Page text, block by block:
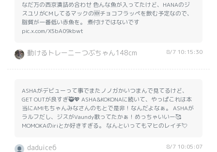
なだ万の西京漬詰め合わせ 色んな魚が入ってたけど、HANAのジ
スユリがCMしてるマックの🆕チョコフラッペを飲む予定なので、
脂質が一番低い赤魚を。 煮付けではないです
pic.x.com/X5bA09kbwt
動けるトレーニーつぶちゃん148cm 8/7 10:15:30
ASHAがデビューって事でまたノノガかいつまんで見てるけど、
GET OUTが良すぎ🥷💖 ASHA&KOKONAに続いて、やっぱこれは本
当にAMIもちゃんみなさんのもとで是非！なんだよなぁ。 ASHAが
ラルフだし、ジスがVaundy歌ってたかぁ！めっちゃいいー🥰
MOMOKAのiriとか好きすぎる。 なんといってもマヒのレイチ💘
daduice6 8/7 10:05:07